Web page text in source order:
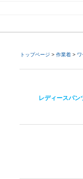
トップページ > 作業着 >
レディースパン